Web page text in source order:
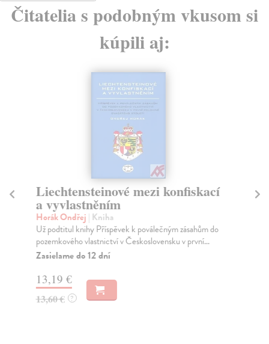
Čitatelia s podobným vkusom si
kúpili aj:
Liechtensteinové mezi konfiskací
a vyvlastněním
Horák Ondřej | Kniha
Už podtitul knihy Příspěvek k poválečným zásahům do
pozemkového vlastnictví v Československu v první...
Zasielame do 12 dní
13,19 €
13,60 € ?